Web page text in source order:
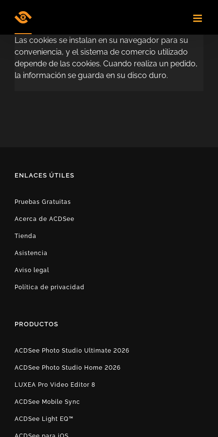
Las cookies se instalan en su navegador para su
conveniencia, y el sistema de comercio utilizado
depende de las cookies. Cuando realiza un pedido,
la información se guarda en su disco duro.
ENLACES ÚTILES
Pruebas Gratuitas
Acerca de ACDSee
Tienda
Asistencia
Aviso legal
Política de privacidad
PRODUCTOS
ACDSee Photo Studio Ultimate 2026
ACDSee Photo Studio Home 2026
LUXEA Pro Video Editor 8
ACDSee Mobile Sync
ACDSee Light EQ™